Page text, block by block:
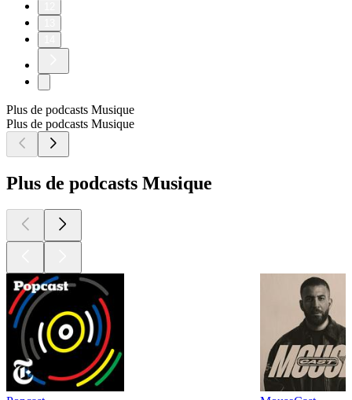
Plus de podcasts Musique
Plus de podcasts Musique
Plus de podcasts Musique